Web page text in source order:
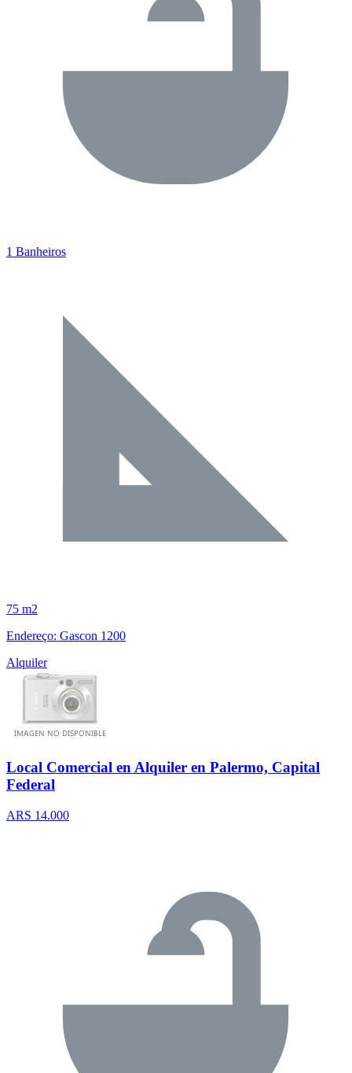
1 Banheiros
75 m2
Endereço: Gascon 1200
Alquiler
Local Comercial en Alquiler en Palermo, Capital
Federal
ARS 14.000